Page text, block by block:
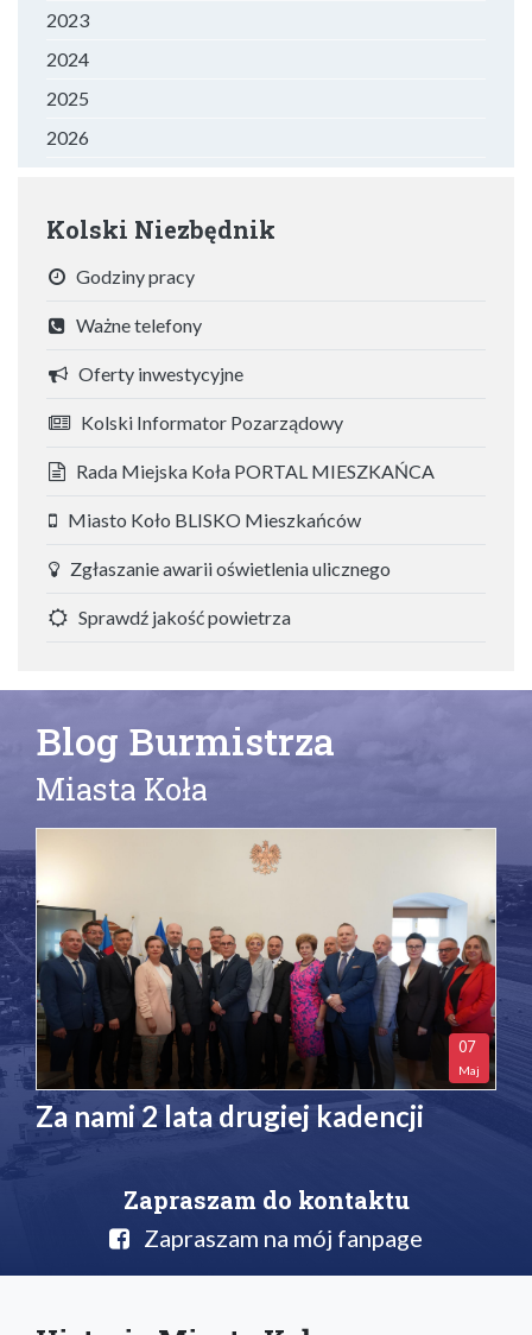
2023
2024
2025
2026
Kolski Niezbędnik
Godziny pracy
Ważne telefony
Oferty inwestycyjne
Kolski Informator Pozarządowy
Rada Miejska Koła PORTAL MIESZKAŃCA
Miasto Koło BLISKO Mieszkańców
Zgłaszanie awarii oświetlenia ulicznego
Sprawdź jakość powietrza
Blog Burmistrza
Miasta Koła
07
Maj
Za nami 2 lata drugiej kadencji
Zapraszam do kontaktu
Zapraszam na mój fanpage